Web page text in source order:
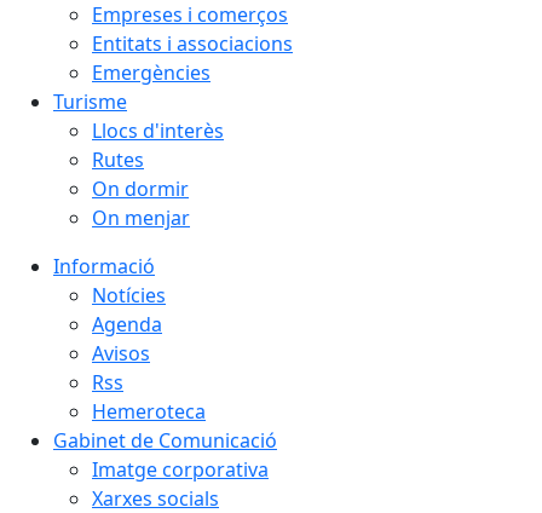
Empreses i comerços
Entitats i associacions
Emergències
Turisme
Llocs d'interès
Rutes
On dormir
On menjar
Informació
Notícies
Agenda
Avisos
Rss
Hemeroteca
Gabinet de Comunicació
Imatge corporativa
Xarxes socials